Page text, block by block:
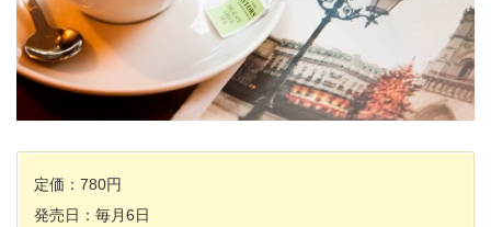
定価：780円
発売日：毎月6日